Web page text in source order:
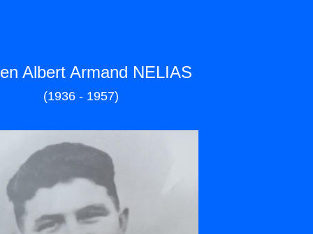
Albert Armand NELIAS
(1936 - 1957)